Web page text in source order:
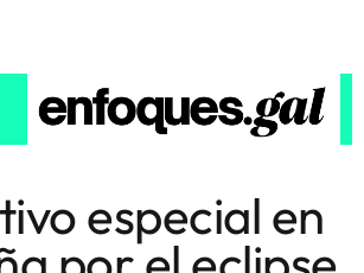
especial en